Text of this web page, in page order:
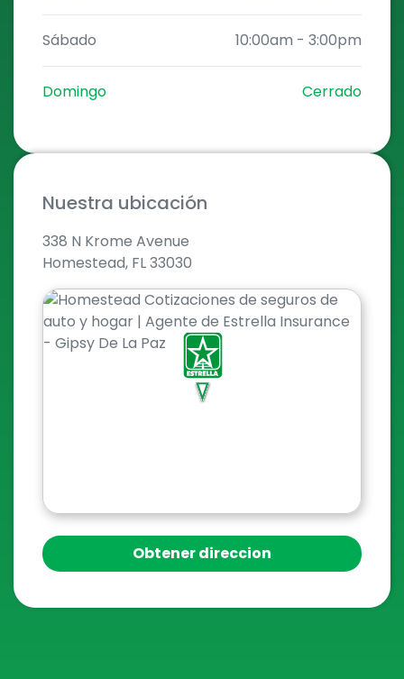
Sábado 10:00am - 3:00pm
Domingo Cerrado
Nuestra ubicación
338 N Krome Avenue
Homestead, FL 33030
Obtener direccion